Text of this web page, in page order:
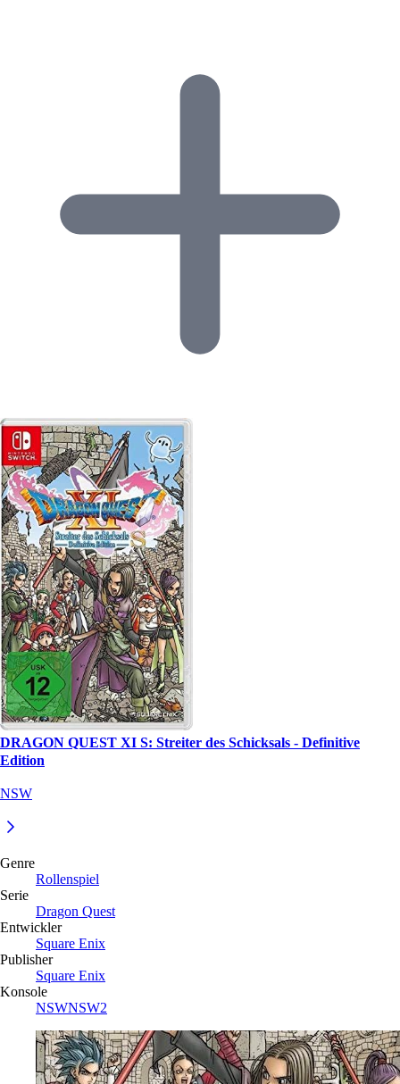
DRAGON QUEST XI S: Streiter des Schicksals - Definitive
Edition
NSW
Genre
Rollenspiel
Serie
Dragon Quest
Entwickler
Square Enix
Publisher
Square Enix
Konsole
NSWNSW2